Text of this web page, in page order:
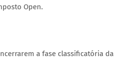
Open.
a fase classificatória da